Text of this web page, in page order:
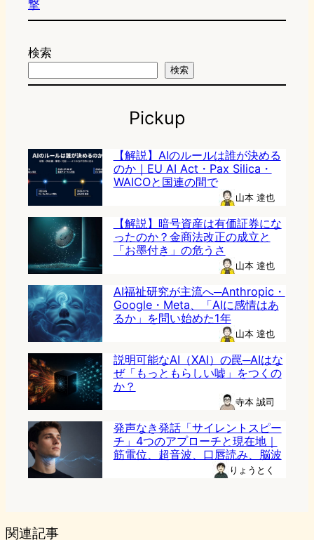
撃
検索
検索
Pickup
【解説】AIのルールは誰が決める
のか｜EU AI Act・Pax Silica・
WAICOと国連の間で
山本 達也
【解説】暗号資産は有価証券にな
ったのか？金商法改正の成立と
「お墨付き」の危うさ
山本 達也
AI福祉研究が主流へ─Anthropic・
Google・Meta、「AIに感情はあ
るか」を問い始めた1年
山本 達也
説明可能なAI（XAI）の罠─AIはな
ぜ「もっともらしい嘘」をつくの
か？
寺本 誠司
発声なき発話「サイレントスピー
チ」4つのアプローチと現在地｜
筋電位、超音波、口唇読み、脳波
りょうとく
関連記事